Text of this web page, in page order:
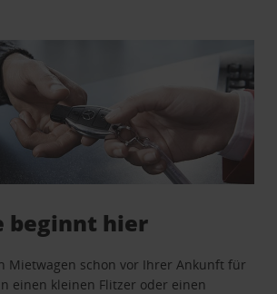
beginnt hier
Mietwagen schon vor Ihrer Ankunft für
einen kleinen Flitzer oder einen